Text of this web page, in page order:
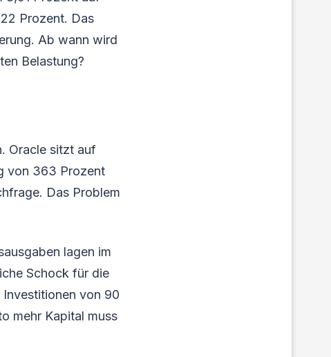
Prozent. Das
Ab wann wird
Belastung?
Oracle sitzt auf
von 363 Prozent
Das Problem
lagen im
Schock für die
von 90
mehr Kapital muss